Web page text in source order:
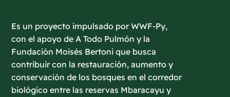
Es un proyecto impulsado por WWF-Py,
con el apoyo de A Todo Pulmón y la
Fundación Moisés Bertoni que busca
contribuir con la restauración, aumento y
conservación de los bosques en el corredor
biológico entre las reservas Mbaracayu y